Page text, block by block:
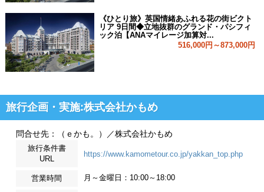
《ひとり旅》英国情緒あふれる花の街ビクト
リア 9日間◆立地抜群のグランド・パシフィ
ック泊【ANAマイレージ加算対...
516,000円～873,000円
旅行企画・実施:株式会社かもめ
問合せ先：（ｅかも。）／株式会社かもめ
旅行条件書
URL
https://www.kamometour.co.jp/yakkan_top.php
営業時間 月～金曜日：10:00～18:00